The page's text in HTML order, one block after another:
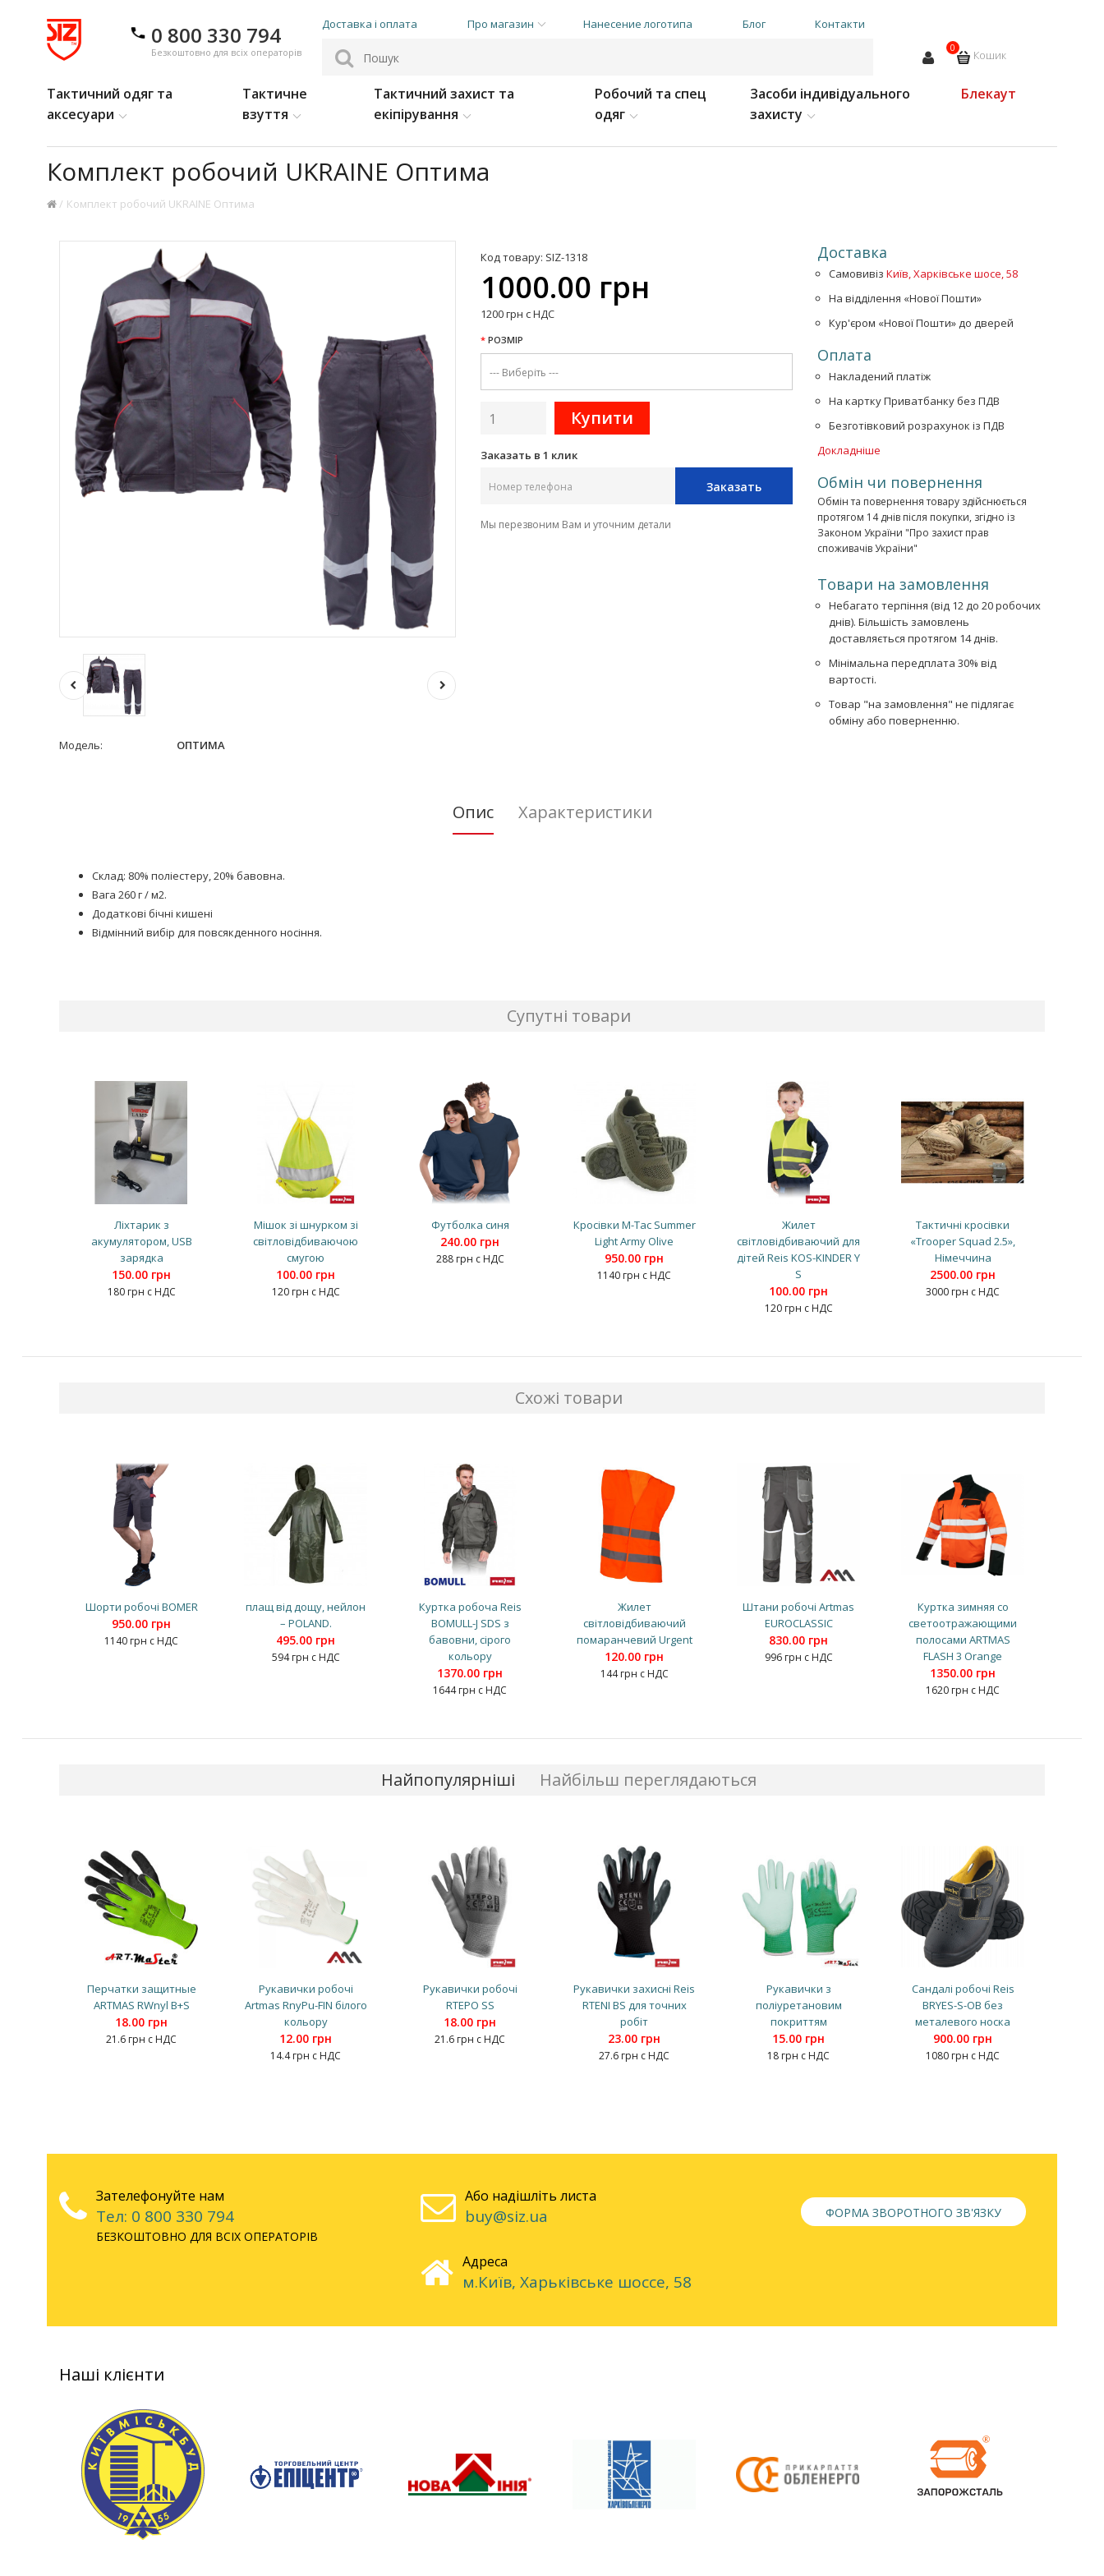
0 800 330 794
Безкоштовно для всіх операторів
Доставка і оплата Про магазин Нанесение логотипа Блог Контакти
0 Кошик
Тактичний одяг та
аксесуари
Тактичне
взуття
Тактичний захист та
екіпірування
Робочий та спец
одяг
Засоби індивідуального
захисту
Блекаут
Комплект робочий UKRAINE Оптима
Комплект робочий UKRAINE Оптима
Модель: ОПТИМА
Код товару: SIZ-1318
1000.00 грн
1200 грн с НДС
РОЗМІР
Заказать в 1 клик
Заказать
Мы перезвоним Вам и уточним детали
Доставка
Самовивіз Київ, Харківське шосе, 58
На відділення «Нової Пошти»
Кур'єром «Нової Пошти» до дверей
Оплата
Накладений платіж
На картку Приватбанку без ПДВ
Безготівковий розрахунок із ПДВ
Докладніше
Обмін чи повернення
Обмін та повернення товару здійснюється
протягом 14 днів після покупки, згідно із
Законом України "Про захист прав
споживачів України"
Товари на замовлення
Небагато терпіння (від 12 до 20 робочих
днів). Більшість замовлень
доставляється протягом 14 днів.
Мінімальна передплата 30% від
вартості.
Товар "на замовлення" не підлягає
обміну або поверненню.
Опис Характеристики
Склад: 80% поліестеру, 20% бавовна.
Вага 260 г / м2.
Додаткові бічні кишені
Відмінний вибір для повсякденного носіння.
Супутні товари
Ліхтарик з
акумулятором, USB
зарядка
150.00 грн
180 грн с НДС
Мішок зі шнурком зі
світловідбиваючою
смугою
100.00 грн
120 грн с НДС
Футболка синя
240.00 грн
288 грн с НДС
Кросівки M-Tac Summer
Light Army Olive
950.00 грн
1140 грн с НДС
Жилет
світловідбиваючий для
дітей Reis KOS-KINDER Y
S
100.00 грн
120 грн с НДС
Тактичні кросівки
«Trooper Squad 2.5»,
Німеччина
2500.00 грн
3000 грн с НДС
Схожі товари
Шорти робочі BOMER
950.00 грн
1140 грн с НДС
плащ від дощу, нейлон
– POLAND.
495.00 грн
594 грн с НДС
Куртка робоча Reis
BOMULL-J SDS з
бавовни, сірого
кольору
1370.00 грн
1644 грн с НДС
Жилет
світловідбиваючий
помаранчевий Urgent
120.00 грн
144 грн с НДС
Штани робочі Artmas
EUROCLASSIC
830.00 грн
996 грн с НДС
Куртка зимняя со
светоотражающими
полосами ARTMAS
FLASH 3 Orange
1350.00 грн
1620 грн с НДС
Найпопулярніші Найбільш переглядаються
Перчатки защитные
ARTMAS RWnyl B+S
18.00 грн
21.6 грн с НДС
Рукавички робочі
Artmas RnyPu-FIN білого
кольору
12.00 грн
14.4 грн с НДС
Рукавички робочі
RTEPO SS
18.00 грн
21.6 грн с НДС
Рукавички захисні Reis
RTENI BS для точних
робіт
23.00 грн
27.6 грн с НДС
Рукавички з
поліуретановим
покриттям
15.00 грн
18 грн с НДС
Сандалі робочі Reis
BRYES-S-OB без
металевого носка
900.00 грн
1080 грн с НДС
Зателефонуйте нам
Тел: 0 800 330 794
БЕЗКОШТОВНО ДЛЯ ВСІХ ОПЕРАТОРІВ
Або надішліть листа
buy@siz.ua
Адреса
м.Київ, Харьківське шоссе, 58
ФОРМА ЗВОРОТНОГО ЗВ'ЯЗКУ
Наші клієнти